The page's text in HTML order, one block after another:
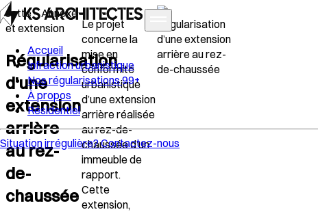
Accueil
Infraction urbanistique
Nos régularisations99+
À propos
Résidentiel
Situation irrégulière?Contactez-nous
Jette –Annexe
et extension
Régularisation
d’une
extension
arrière
au rez-
de-
chaussée
Le projet
concerne la
mise en
conformité
urbanistique
d’une extension
arrière réalisée
au rez-de-
chausséed’un
immeuble de
rapport.
Cette
extension,